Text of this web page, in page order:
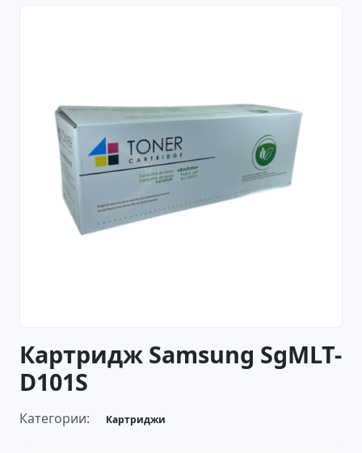
Картридж Samsung SgMLT-
D101S
Категории: Картриджи